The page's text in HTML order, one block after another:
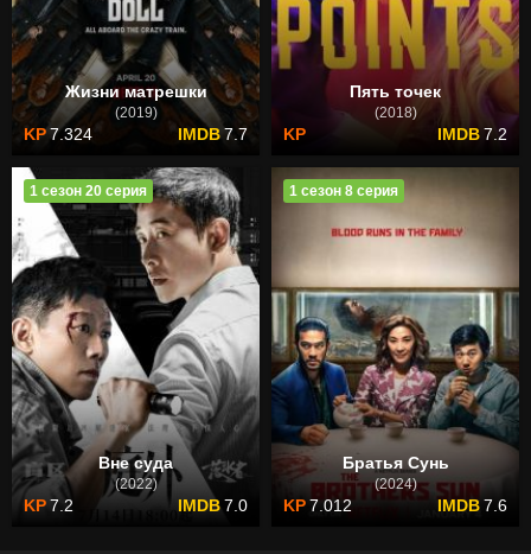
Жизни матрешки
(2019)
7.324 7.7
Пять точек
(2018)
7.2
Вне суда
(2022)
7.2 7.0
1 сезон 20 серия
Братья Сунь
(2024)
7.012 7.6
1 сезон 8 серия